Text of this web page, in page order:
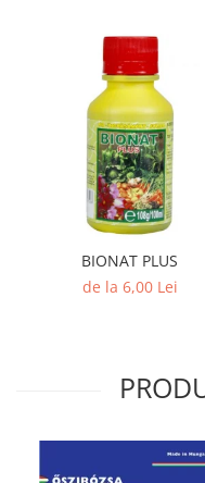
BIONAT PLUS
de la 6,00 Lei